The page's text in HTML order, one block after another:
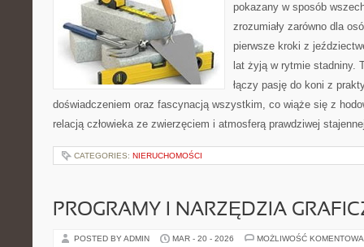
pokazany w sposób
zrozumiały zarówno dla
pierwsze kroki z
lat żyją w rytmie stadniny.
łączy pasję do koni z
doświadczeniem oraz fascynacją wszystkim, co wiąże się z
relacją człowieka ze zwierzęciem i atmosferą prawdziwej
CATEGORIES: NIERUCHOMOŚCI
PROGRAMY I NARZĘDZIA
POSTED BY ADMIN MAR - 20 - 2026 MOŻLIWOŚĆ